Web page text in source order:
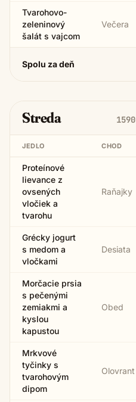
Tvarohovo-
zeleninový
šalát s vajcom
Večera
Spolu za deň
Streda 1590
JEDLO CHOD
Proteínové
lievance z
ovsených
vločiek a
tvarohu
Raňajky
Grécky jogurt
s medom a
vločkami
Desiata
Morčacie prsia
s pečenými
zemiakmi a
kyslou
kapustou
Obed
Mrkvové
tyčinky s
tvarohovým
dipom
Olovrant